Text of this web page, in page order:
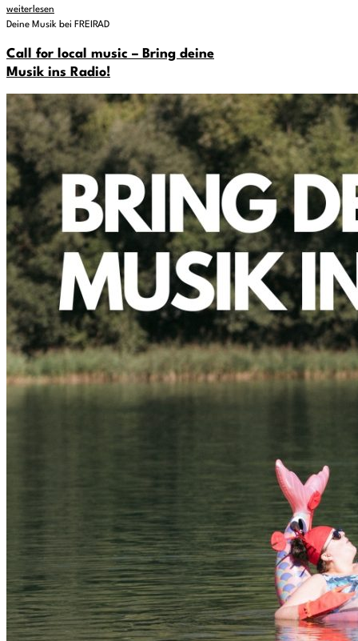
weiterlesen
Deine Musik bei FREIRAD
Call for local music – Bring deine
Musik ins Radio!